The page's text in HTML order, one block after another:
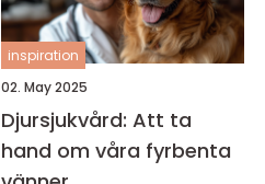
inspiration
02. May 2025
Djursjukvård: Att ta
hand om våra fyrbenta